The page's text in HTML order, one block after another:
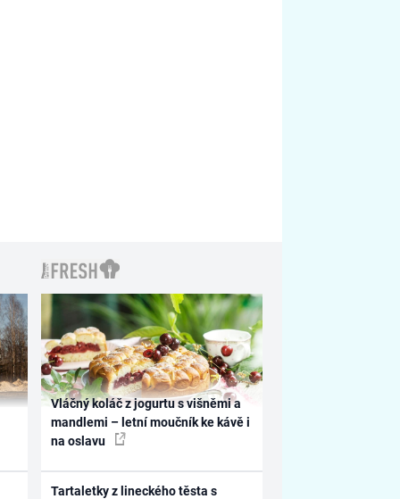
Vláčný koláč z jogurtu s višněmi a
mandlemi – letní moučník ke kávě i
na oslavu
Tartaletky z lineckého těsta s